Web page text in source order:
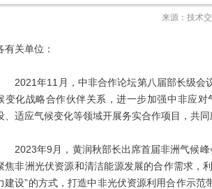
来源：技
有关单位：
2021年11月，中非合作论坛第八届部长级会
变化战略合作伙伴关系，进一步加强中非应
、适应气候变化等领域开展务实合作项目，共
2023年9月，黄润秋部长出席首届非洲气候峰
焦非洲光伏资源和清洁能源发展的合作需求，
建设”的方式，打造中非光伏资源利用合作示